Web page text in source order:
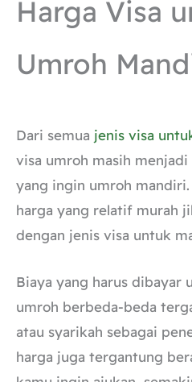
Harga Visa
Umroh
Dari semua jenis visa
visa umroh masih
yang ingin umroh mandiri.
harga yang relatif murah
dengan jenis visa untuk
Biaya yang harus dibayar
umroh berbeda-beda
atau syarikah sebagai
harga juga tergantung